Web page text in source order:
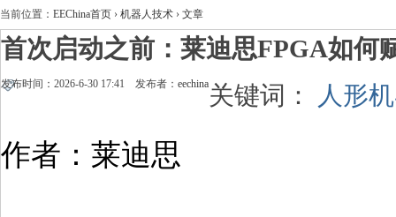
当前位置： EEChina首页 › 机器人技术 › 文章
首次启动之前：莱迪思FPGA如何
发布时间：2026-6-30 17:41 发布者： eechina关键词： 人形
作者：莱迪思